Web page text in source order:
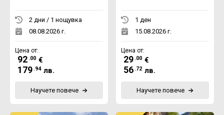
2 дни / 1 нощувка
08.08.2026 г.
Цена от:
92 .00 €
179 .94 лв.
Научете повече
1 ден
15.08.2026 г.
Цена от:
29 .00 €
56 .72 лв.
Научете повече